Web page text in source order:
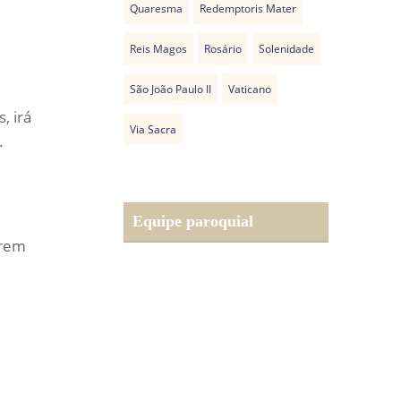
irá
Quaresma Redemptoris Mater
Reis Magos Rosário Solenidade
São João Paulo II Vaticano
Via Sacra
Equipe paroquial